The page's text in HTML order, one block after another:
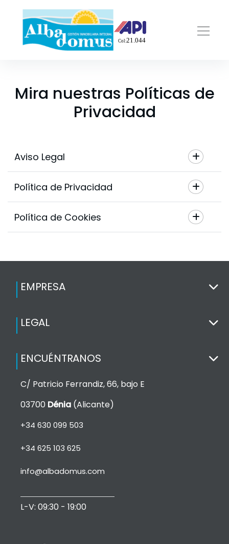
Mira nuestras Políticas de
Privacidad
Aviso Legal
Política de Privacidad
Política de Cookies
EMPRESA
LEGAL
ENCUÉNTRANOS
C/ Patricio Ferrandiz, 66, bajo E
03700 Dénia (Alicante)
+34 630 099 503
+34 625 103 625
info@albadomus.com
L-V: 09:30 - 19:00